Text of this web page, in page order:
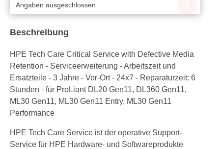
Angaben ausgeschlossen
Beschreibung
HPE Tech Care Critical Service with Defective Media
Retention - Serviceerweiterung - Arbeitszeit und
Ersatzteile - 3 Jahre - Vor-Ort - 24x7 - Reparaturzeit: 6
Stunden - für ProLiant DL20 Gen11, DL360 Gen11,
ML30 Gen11, ML30 Gen11 Entry, ML30 Gen11
Performance
HPE Tech Care Service ist der operative Support-
Service für HPE Hardware- und Softwareprodukte